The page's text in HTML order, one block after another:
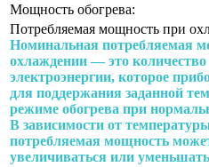
Мощность обогрева:
Потребляемая мощность при
Номинальная потребляемая
охлаждении — это количество
электроэнергии, которое
для поддержания заданной
режиме обогрева при
В зависимости от
потребляемая мощность
увеличиваться или